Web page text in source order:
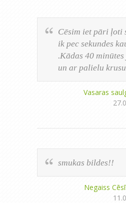
Cēsim iet pāri ļoti
ik pec sekundes
.Kādas 40
un ar palielu
Vasaras
smukas bildes!!
Negaiss